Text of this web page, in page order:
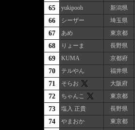
65 yukipooh 新潟県
66 シーザー 埼玉県
67 あめ 東京都
68 りょーま 長野県
69 KUMA 京都府
70 テルやん 福井県
71 そらお 大阪府
72 ちゃんこ 東京都
73 塩入 正貴 長野県
74 やまおか 東京都